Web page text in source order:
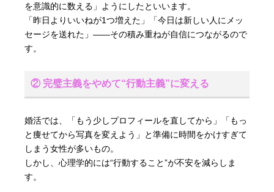
を意識的に数える」ようにしたといいます。
「昨日よりいいねが1つ増えた」「今日は新しい人にメッ
セージを送れた」――その積み重ねが自信につながるので
す。
② 完璧主義をやめて“行動主義”に変える
婚活では、「もう少しプロフィールを直してから」「もっ
と痩せてから写真を変えよう」と準備に時間をかけすぎて
しまう女性が多いもの。
しかし、心理学的には“行動すること”が不安を減らしま
す。